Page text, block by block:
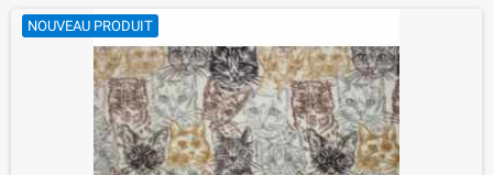
NOUVEAU PRODUIT